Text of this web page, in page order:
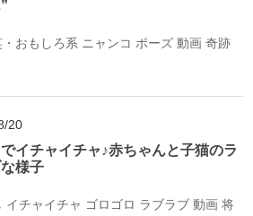
・おもしろ系 ニャンコ ポーズ 動画 奇跡
20
イチャイチャ♪赤ちゃんと子猫のラ
様子
イチャイチャ ゴロゴロ ラブラブ 動画 将